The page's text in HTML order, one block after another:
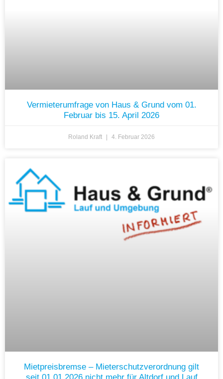
Vermieterumfrage von Haus & Grund vom 01.
Februar bis 15. April 2026
Roland Kraft 4. Februar 2026
Mietpreisbremse – Mieterschutzverordnung gilt